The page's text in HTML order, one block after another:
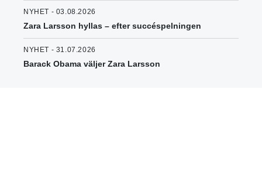
NYHET - 03.08.2026
Zara Larsson hyllas – efter succéspelningen
NYHET - 31.07.2026
Barack Obama väljer Zara Larsson